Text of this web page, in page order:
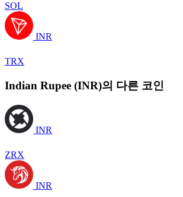
SOL
INR
TRX
Indian Rupee (INR)의 다른 코인
INR
ZRX
INR